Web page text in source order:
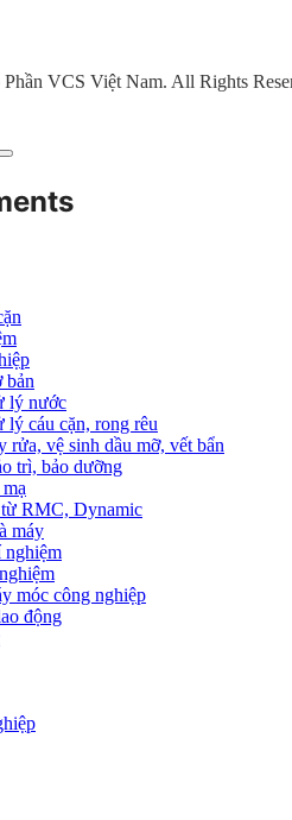
VCS Việt Nam. All Rights
bản
lý nước
lý cáu cặn, rong rêu
rửa, vệ sinh dầu mỡ, vết bẩn
trì, bảo dưỡng
RMC, Dynamic
máy
nghiệm
móc công nghiệp
động